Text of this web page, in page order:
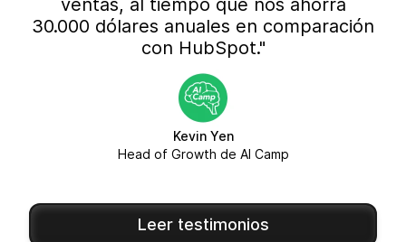
30.000 dólares anuales en comparación
con HubSpot."
Kevin Yen
Head of Growth de AI Camp
Leer testimonios